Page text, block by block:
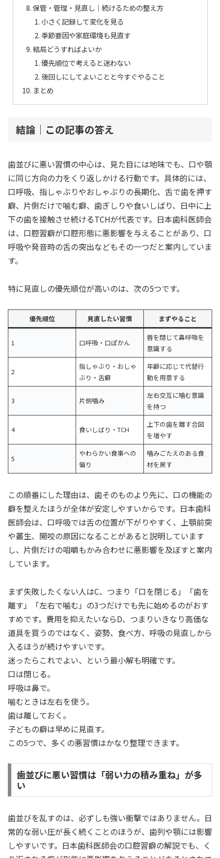
保管・管理・見直し｜続けるための整え方
小さく記録して変化を見る
季節要因や家庭環境も見直す
結局どうすればよいか
優先順位で考えると迷わない
後回しにしてよいことと今すぐやること
まとめ
結論｜この記事の答え
歯並びに悪い習慣の中心は、見た目には地味でも、口や顎
に同じ方向の力をくり返しかける行動です。具体的には、
口呼吸、指しゃぶりやおしゃぶりの長期化、舌で歯を押す
癖、片側だけで噛む癖、歯ぎしりや食いしばり、日中に上
下の歯を接触させ続けるTCHが代表です。日本歯科医師会
は、口腔習癖が口腔形態に悪影響を与えることがあり、口
呼吸や発音時の舌の突出などもその一つだと案内していま
す。
特に見直しの優先順位が高いのは、次の5つです。
優先順位 見直したい習慣 まずやること
1 口呼吸・口ぽかん
唇を閉じて鼻呼吸を
意識する
2
指しゃぶり・おしゃ
ぶり・舌癖
年齢に応じて代替行
動を用意する
3 片側噛み
左右交互に噛む意識
を持つ
4 食いしばり・TCH
上下の歯を離す合図
を増やす
5
やわらかい食事への
偏り
噛みごたえのある食
材を戻す
この順番にした理由は、歯そのものより先に、口の機能の
癖を整えたほうが全体が安定しやすいからです。日本歯科
医師会は、口呼吸では舌の位置が下がりやすく、上顎前突
や叢生、開咬の原因になることがあると説明しています
し、片側だけの咀嚼もかみ合わせに悪影響を及ぼすと案内
しています。
まず失敗したくない人はC、つまり「口を閉じる」「歯を
離す」「左右で噛む」の3つだけでも先に始めるのがおす
すめです。費用を抑えたいならD、つまりいきなり高価な
道具を買うのではなく、姿勢、食べ方、呼吸の見直しから
入るほうが続けやすいです。
迷ったらこれでよい、という最小解も明確です。
口は閉じる。
呼吸は鼻で。
噛むときは左右を使う。
歯は離しておく。
子どもの癖は早めに見直す。
この5つで、多くの悪習慣はかなり整理できます。
歯並びに悪い習慣は「弱い力の積み重ね」が多
い
歯並びを乱すのは、必ずしも強い衝撃ではありません。日
常的な弱い圧が長く続くことのほうが、歯列や顎には影響
しやすいです。日本歯科医師会の口腔習癖の解説でも、く